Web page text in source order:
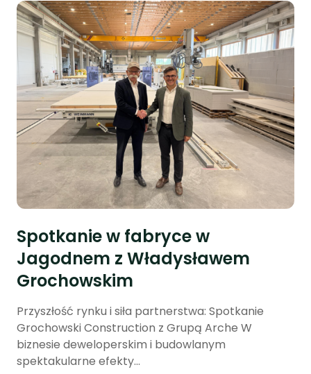
Spotkanie w fabryce w
Jagodnem z Władysławem
Grochowskim
Przyszłość rynku i siła partnerstwa: Spotkanie
Grochowski Construction z Grupą Arche W
biznesie deweloperskim i budowlanym
spektakularne efekty...